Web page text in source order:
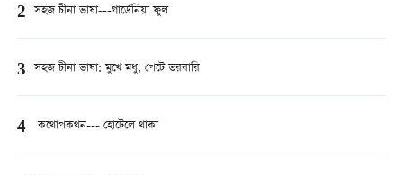
2 সহজ চীনা ভাষা---গার্ডেনিয়া ফুল
3 সহজ চীনা ভাষা: মুখে মধু, পেটে তরবারি
4 কথোপকথন--- হোটেলে থাকা